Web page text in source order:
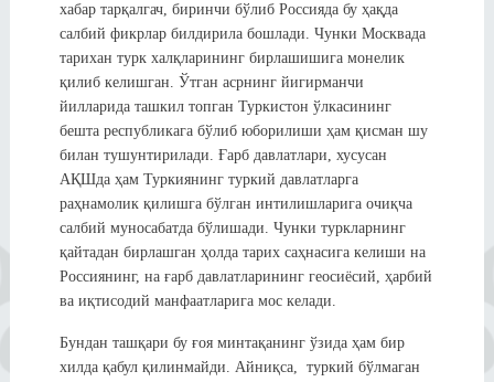
хабар тарқалгач, биринчи бўлиб Россияда бу ҳақда
салбий фикрлар билдирила бошлади. Чунки Москвада
тарихан турк халқларининг бирлашишига монелик
қилиб келишган. Ўтган асрнинг йигирманчи
йилларида ташкил топган Туркистон ўлкасининг
бешта республикага бўлиб юборилиши ҳам қисман шу
билан тушунтирилади. Ғарб давлатлари, хусусан
АҚШда ҳам Туркиянинг туркий давлатларга
раҳнамолик қилишга бўлган интилишларига очиқча
салбий муносабатда бўлишади. Чунки туркларнинг
қайтадан бирлашган ҳолда тарих саҳнасига келиши на
Россиянинг, на ғарб давлатларининг геосиёсий, ҳарбий
ва иқтисодий манфаатларига мос келади.
Бундан ташқари бу ғоя минтақанинг ўзида ҳам бир
хилда қабул қилинмайди. Айниқса, туркий бўлмаган